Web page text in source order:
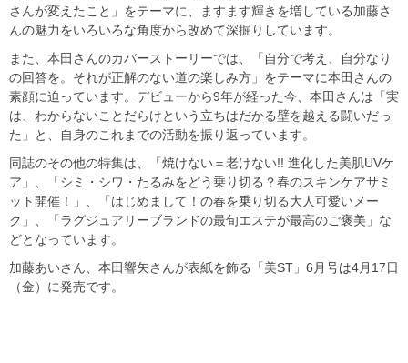
さんが変えたこと」をテーマに、ますます輝きを増している加藤さ
んの魅力をいろいろな角度から改めて深掘りしています。
また、本田さんのカバーストーリーでは、「自分で考え、自分なり
の回答を。それが正解のない道の楽しみ方」をテーマに本田さんの
素顔に迫っています。デビューから9年が経った今、本田さんは「実
は、わからないことだらけという立ちはだかる壁を越える闘いだっ
た」と、自身のこれまでの活動を振り返っています。
同誌のその他の特集は、「焼けない＝老けない!! 進化した美肌UVケ
ア」、「シミ・シワ・たるみをどう乗り切る？春のスキンケアサミ
ット開催！」、「はじめまして！の春を乗り切る大人可愛いメー
ク」、「ラグジュアリーブランドの最旬エステが最高のご褒美」な
どとなっています。
加藤あいさん、本田響矢さんが表紙を飾る「美ST」6月号は4月17日
（金）に発売です。